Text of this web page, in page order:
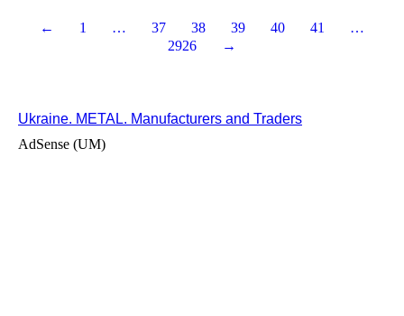
← 1 … 37 38 39 40 41
…
2926
→
Ukraine. METAL. Manufacturers and Traders
AdSense (UM)